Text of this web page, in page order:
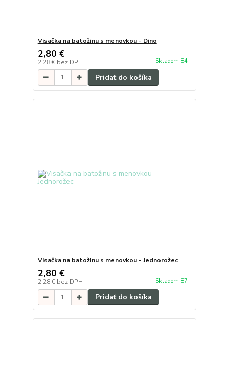
Visačka na batožinu s menovkou - Dino
2,80 €
2,28 € bez DPH Skladom 84
Pridať do košíka
Visačka na batožinu s menovkou - Jednorožec
2,80 €
2,28 € bez DPH Skladom 87
Pridať do košíka